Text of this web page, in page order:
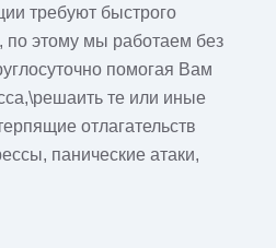
требуют быстрого
по этому мы работаем без
помогая Вам
те или иные
отлагательств
панические атаки,